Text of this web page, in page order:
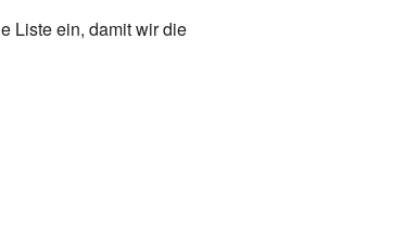
Liste ein, damit wir die